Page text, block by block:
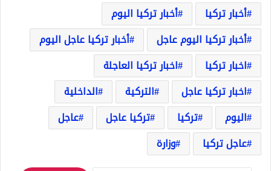
أخبار تركيا
أخبار تركيا اليوم
أخبار تركيا اليوم عاجل
أخبار تركيا عاجل اليوم
اخبار تركيا
اخبار تركيا العاجلة
اخبار تركيا عاجل
التركية
الداخلية
اليوم
تركيا تركيا عاجل
عاجل
عاجل تركيا
وزارة